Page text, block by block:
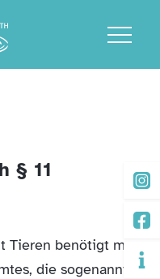
§ 11
benötigt man
die sogenannte